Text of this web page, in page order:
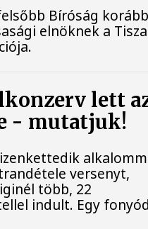
Bíróság
elnöknek a Tisza
lett
- mutatjuk!
versenyt,
több, 22
indult. Egy